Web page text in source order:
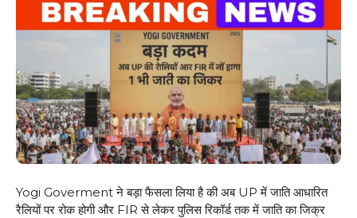
Yogi Goverment ने बड़ा फैसला लिया है की अब UP में जाति आधारित
रैलियों पर रोक होगी और FIR से लेकर पुलिस रिकॉर्ड तक में जाति का जिक्र